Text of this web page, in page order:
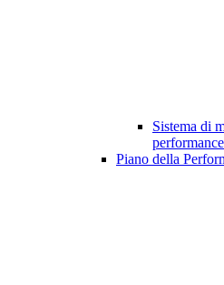
Sistema di
performance
Piano della